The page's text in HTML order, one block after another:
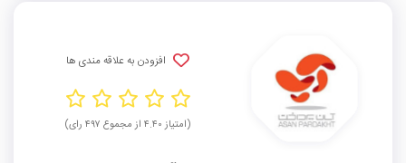
افزودن به علاقه مندی ها
(امتیاز ۴.۴۰ از مجموع ۴۹۷ رای)